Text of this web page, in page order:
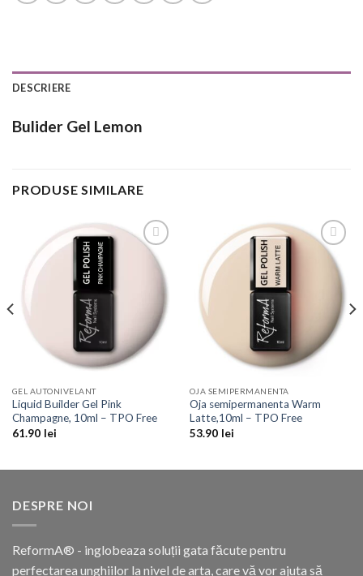
DESCRIERE
Bulider Gel Lemon
PRODUSE SIMILARE
Add to
Wishlist
GEL AUTONIVELANT
Liquid Builder Gel Pink
Champagne, 10ml – TPO Free
61.90 lei
Add to
Wishlist
OJA SEMIPERMANENTA
Oja semipermanenta Warm
Latte,10ml – TPO Free
53.90 lei
DESPRE NOI
ReformA® - inglobeaza soluții gata făcute pentru
perfectarea unghiilor la nivel de arta, care vă vor ajuta să